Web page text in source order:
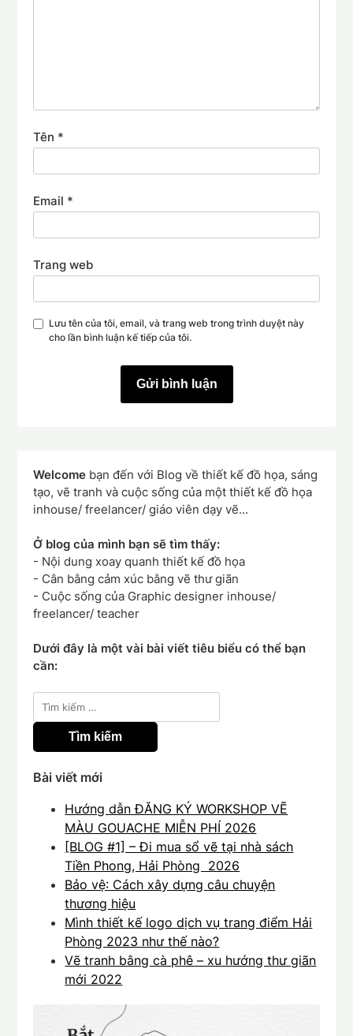
Tên *
Email *
Trang web
Lưu tên của tôi, email, và trang web trong trình duyệt này
cho lần bình luận kế tiếp của tôi.
Welcome bạn đến với Blog về thiết kế đồ họa, sáng
tạo, vẽ tranh và cuộc sống của một thiết kế đồ họa
inhouse/ freelancer/ giáo viên dạy vẽ...
Ở blog của mình bạn sẽ tìm thấy:
- Nội dung xoay quanh thiết kế đồ họa
- Cân bằng cảm xúc bằng vẽ thư giãn
- Cuộc sống của Graphic designer inhouse/
freelancer/ teacher
Dưới đây là một vài bài viết tiêu biểu có thể bạn
cần:
Tìm
kiếm
Bài viết mới
Hướng dẫn ĐĂNG KÝ WORKSHOP VẼ
MÀU GOUACHE MIỄN PHÍ 2026
[BLOG #1] – Đi mua sổ vẽ tại nhà sách
Tiền Phong, Hải Phòng 2026
Bảo vệ: Cách xây dựng câu chuyện
thương hiệu
Mình thiết kế logo dịch vụ trang điểm Hải
Phòng 2023 như thế nào?
Vẽ tranh bằng cà phê – xu hướng thư giãn
mới 2022